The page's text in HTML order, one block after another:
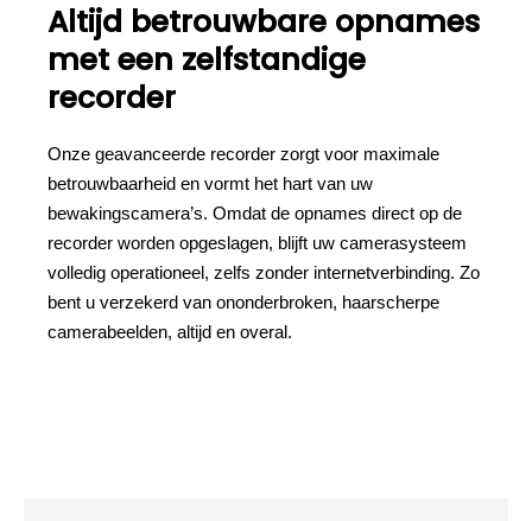
Altijd betrouwbare opnames
met een zelfstandige
recorder
Onze geavanceerde recorder zorgt voor maximale
betrouwbaarheid en vormt het hart van uw
bewakingscamera’s. Omdat de opnames direct op de
recorder worden opgeslagen, blijft uw camerasysteem
volledig operationeel, zelfs zonder internetverbinding. Zo
bent u verzekerd van ononderbroken, haarscherpe
camerabeelden, altijd en overal.